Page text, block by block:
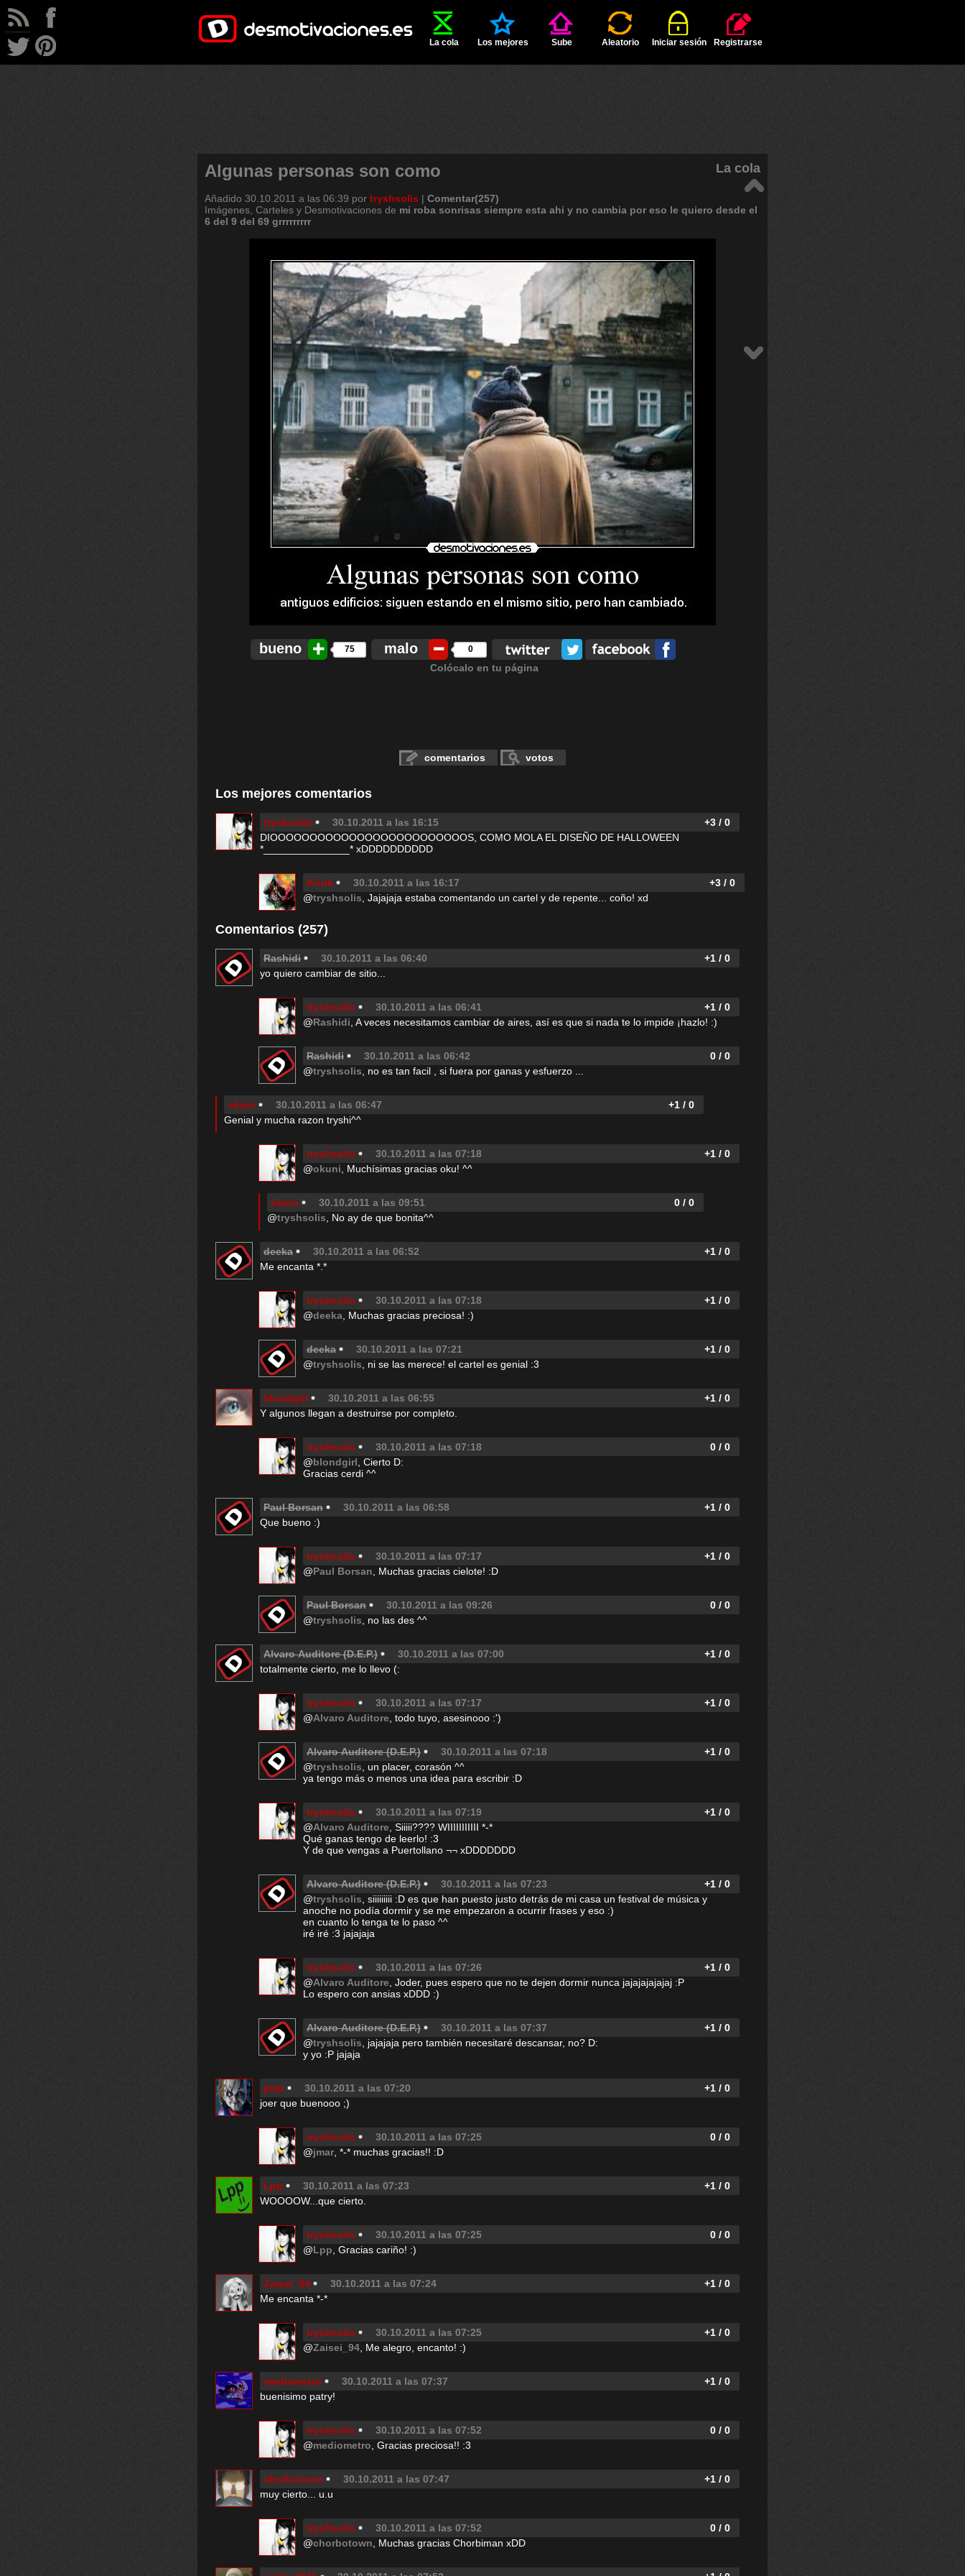
La cola Los mejores Sube Aleatorio Iniciar sesión Registrarse
Algunas personas son como La cola
Añadido 30.10.2011 a las 06:39 por tryshsolis | Comentar(257)
Imágenes, Carteles y Desmotivaciones de mi roba sonrisas siempre esta ahi y no cambia por eso le quiero desde el
6 del 9 del 69 grrrrrrrrr
bueno 75 malo 0
Colócalo en tu página
comentarios votos
Los mejores comentarios
tryshsolis 30.10.2011 a las 16:15
+3 / 0
DIOOOOOOOOOOOOOOOOOOOOOOOOOS, COMO MOLA EL DISEÑO DE HALLOWEEN
*_______________* xDDDDDDDDDD
Krurk 30.10.2011 a las 16:17
+3 / 0
@tryshsolis , Jajajaja estaba comentando un cartel y de repente... coño! xd
Comentarios (257)
Rashidi 30.10.2011 a las 06:40
+1 / 0
yo quiero cambiar de sitio...
tryshsolis 30.10.2011 a las 06:41
+1 / 0
@Rashidi , A veces necesitamos cambiar de aires, así es que si nada te lo impide ¡hazlo! :)
Rashidi 30.10.2011 a las 06:42
0 / 0
@tryshsolis , no es tan facil , si fuera por ganas y esfuerzo ...
okuni 30.10.2011 a las 06:47
+1 / 0
Genial y mucha razon tryshi^^
tryshsolis 30.10.2011 a las 07:18
+1 / 0
@okuni , Muchísimas gracias oku! ^^
okuni 30.10.2011 a las 09:51
0 / 0
@tryshsolis , No ay de que bonita^^
deeka 30.10.2011 a las 06:52
+1 / 0
Me encanta *.*
tryshsolis 30.10.2011 a las 07:18
+1 / 0
@deeka , Muchas gracias preciosa! :)
deeka 30.10.2011 a las 07:21
+1 / 0
@tryshsolis , ni se las merece! el cartel es genial :3
blondgirl 30.10.2011 a las 06:55
+1 / 0
Y algunos llegan a destruirse por completo.
tryshsolis 30.10.2011 a las 07:18
0 / 0
@blondgirl , Cierto D:
Gracias cerdi ^^
Paul Borsan 30.10.2011 a las 06:58
+1 / 0
Que bueno :)
tryshsolis 30.10.2011 a las 07:17
+1 / 0
@Paul Borsan , Muchas gracias cielote! :D
Paul Borsan 30.10.2011 a las 09:26
0 / 0
@tryshsolis , no las des ^^
Alvaro Auditore (D.E.P.) 30.10.2011 a las 07:00
+1 / 0
totalmente cierto, me lo llevo (:
tryshsolis 30.10.2011 a las 07:17
+1 / 0
@Alvaro Auditore , todo tuyo, asesinooo :')
Alvaro Auditore (D.E.P.) 30.10.2011 a las 07:18
+1 / 0
@tryshsolis , un placer, corasón ^^
ya tengo más o menos una idea para escribir :D
tryshsolis 30.10.2011 a las 07:19
+1 / 0
@Alvaro Auditore , Siiiii???? WIIIIIIIIIII *-*
Qué ganas tengo de leerlo! :3
Y de que vengas a Puertollano ¬¬ xDDDDDDD
Alvaro Auditore (D.E.P.) 30.10.2011 a las 07:23
+1 / 0
@tryshsolis , siiiiiiiii :D es que han puesto justo detrás de mi casa un festival de música y
anoche no podía dormir y se me empezaron a ocurrir frases y eso :)
en cuanto lo tenga te lo paso ^^
iré iré :3 jajajaja
tryshsolis 30.10.2011 a las 07:26
+1 / 0
@Alvaro Auditore , Joder, pues espero que no te dejen dormir nunca jajajajajajaj :P
Lo espero con ansias xDDD :)
Alvaro Auditore (D.E.P.) 30.10.2011 a las 07:37
+1 / 0
@tryshsolis , jajajaja pero también necesitaré descansar, no? D:
y yo :P jajaja
jmar 30.10.2011 a las 07:20
+1 / 0
joer que buenooo ;)
tryshsolis 30.10.2011 a las 07:25
0 / 0
@jmar , *-* muchas gracias!! :D
Lpp 30.10.2011 a las 07:23
+1 / 0
WOOOOW...que cierto.
tryshsolis 30.10.2011 a las 07:25
0 / 0
@Lpp , Gracias cariño! :)
Zaisei_94 30.10.2011 a las 07:24
+1 / 0
Me encanta *-*
tryshsolis 30.10.2011 a las 07:25
+1 / 0
@Zaisei_94 , Me alegro, encanto! :)
mediometro 30.10.2011 a las 07:37
+1 / 0
buenisimo patry!
tryshsolis 30.10.2011 a las 07:52
0 / 0
@mediometro , Gracias preciosa!! :3
chorbotown 30.10.2011 a las 07:47
+1 / 0
muy cierto... u.u
tryshsolis 30.10.2011 a las 07:52
0 / 0
@chorbotown , Muchas gracias Chorbiman xDD